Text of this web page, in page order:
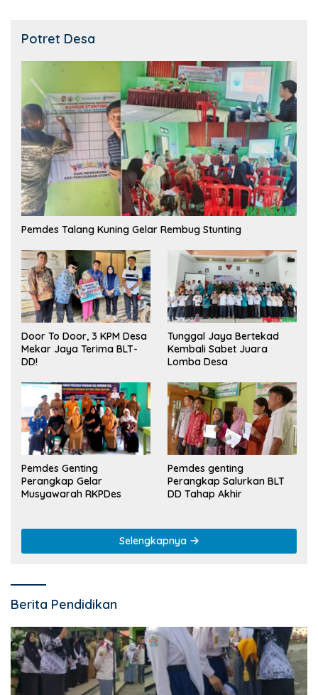
Potret Desa
Pemdes Talang Kuning Gelar Rembug Stunting
Door To Door, 3 KPM Desa
Mekar Jaya Terima BLT-
DD!
Tunggal Jaya Bertekad
Kembali Sabet Juara
Lomba Desa
Pemdes Genting
Perangkap Gelar
Musyawarah RKPDes
Pemdes genting
Perangkap Salurkan BLT
DD Tahap Akhir
Selengkapnya
Berita Pendidikan